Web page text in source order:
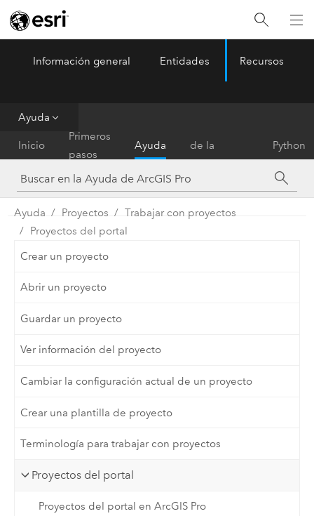
ArcGIS Pro Menu
Información general Entidades Recursos
Ayuda
Inicio
Primeros
pasos
Ayuda
de la
herramienta
Python
Ayuda Proyectos
Trabajar con proyectos
Proyectos del portal
Crear un proyecto
Abrir un proyecto
Guardar un proyecto
Ver información del proyecto
Cambiar la configuración actual de un proyecto
Crear una plantilla de proyecto
Terminología para trabajar con proyectos
Proyectos del portal
Proyectos del portal en ArcGIS Pro